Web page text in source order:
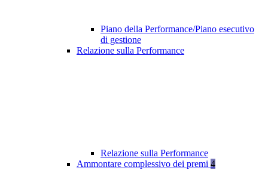
Piano della Performance/Piano esecutivo
di gestione
Relazione sulla Performance
Relazione sulla Performance
Ammontare complessivo dei premi 4